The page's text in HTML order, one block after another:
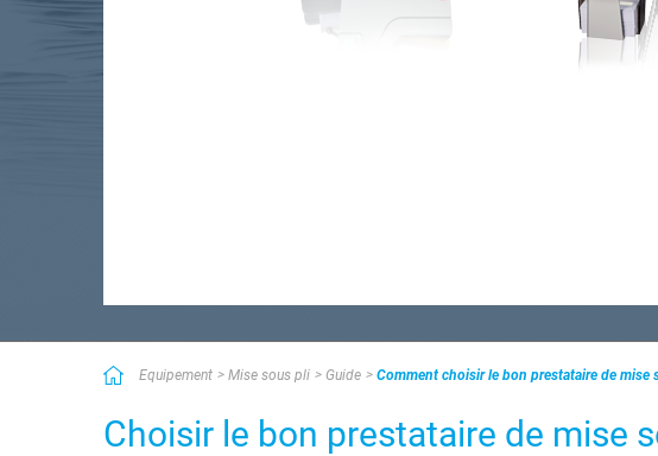
Equipement Mise sous pli Guide Comment choisir le bon prestataire de
Choisir le bon prestataire de mise